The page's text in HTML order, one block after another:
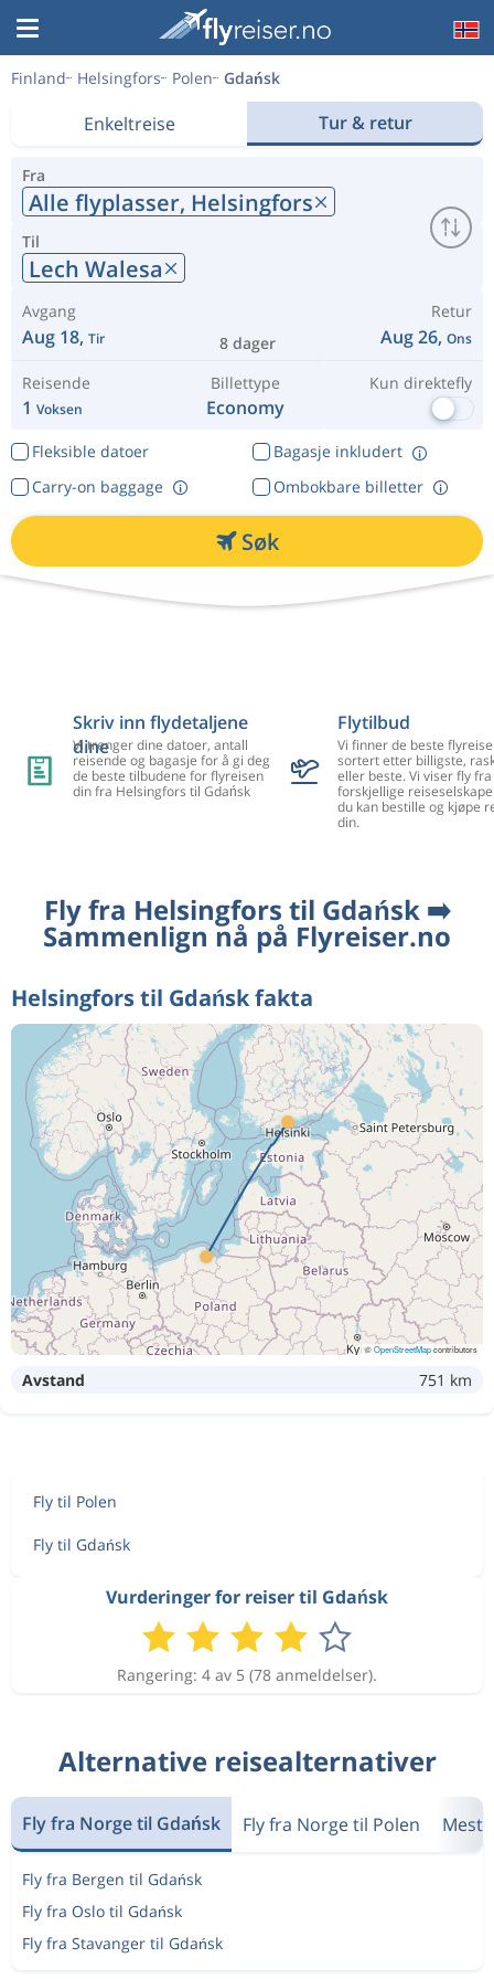
Finland Helsingfors Polen Gdańsk
Enkeltreise Tur & retur
Fra
Alle flyplasser, Helsingfors
Til
Lech Walesa
Avgang
Aug 18, Tir 8 dager
Retur
Aug 26, Ons
Reisende
1 Voksen
Billettype
Economy
Kun direktefly
Fleksible datoer
Bagasje inkludert
Ombokbare billetter
Carry-on baggage
Søk
Skriv inn flydetaljene
dine
Vi trenger dine datoer, antall
reisende og bagasje for å gi deg
de beste tilbudene for flyreisen
din fra Helsingfors til Gdańsk
Flytilbud
Vi finner de beste
sortert etter billigste,
eller beste. Vi viser fly
forskjellige
du kan bestille og kjøpe
din.
Fly fra Helsingfors til Gdańsk ➡️
Sammenlign nå på Flyreiser.no
Helsingfors til Gdańsk fakta
©OpenStreetMapcontributors
Avstand 751 km
Fly til Polen
Fly til Gdańsk
Vurderinger for reiser til Gdańsk
Rangering: 4 av 5 (78 anmeldelser).
Alternative reisealternativer
Fly fra Norge til Gdańsk Fly fra Norge til Polen Mest
Fly fra Bergen til Gdańsk
Fly fra Oslo til Gdańsk
Fly fra Stavanger til Gdańsk